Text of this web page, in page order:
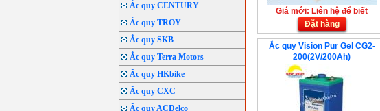
Ắc quy CENTURY
Ắc quy TROY
Ắc quy SKB
Ắc quy Terra Motors
Ắc quy HKbike
Ắc quy CXC
Ắc quy ACDelco
Giá mới: Liên hệ để biết
Đặt hàng
Ắc quy Vision Pur Gel CG2-
200(2V/200Ah)